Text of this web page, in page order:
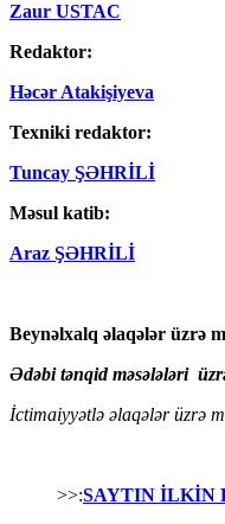
Zaur USTAC
Redaktor:
Həcər Atakişiyeva
Texniki redaktor:
Tuncay ŞƏHRİLİ
Məsul katib:
Araz ŞƏHRİLİ
Beynəlxalq əlaqələr üzrə
Ədəbi tənqid məsələləri
İctimaiyyətlə əlaqələr üzrə
>>:SAYTIN İLKİN